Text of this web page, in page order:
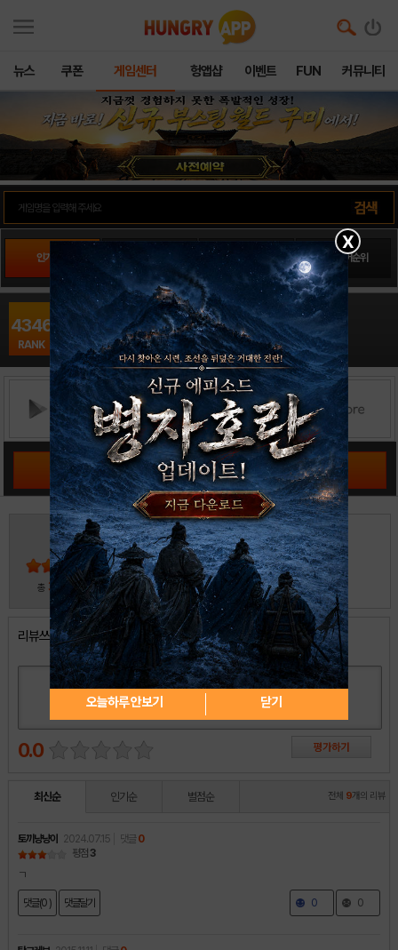
뉴스 쿠폰 게임센터 헝앱샵 이벤트 FUN 커뮤니티
인기게임 팬사이트순위 PLAY스토어순위 앱스토어순위
4346
RANK
매드스페이스16
TPS / 위메이드엔터테인먼트
출시일: 2013-01-01
공략 커뮤니티 바로가기
4
총 30 명 참여
5
4
3
2
리뷰쓰기
0.0
최신순 인기순 별점순 전체 9개의 리뷰
토끼냥냥이 2024.07.15 댓글 0
평점 3
ㄱ
댓글(0 ) 댓글달기 0 0
X
오늘하루 안보기 닫기